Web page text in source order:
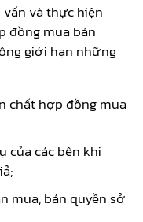
và thực hiện
đồng mua bán
giới hạn những
chất hợp đồng mua
của các bên khi
mua, bán quyền sở